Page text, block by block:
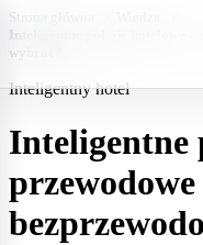
Inteligentne pokoje hotelowe –
wybrać?
Inteligentny hotel
Inteligentne
przewodowe